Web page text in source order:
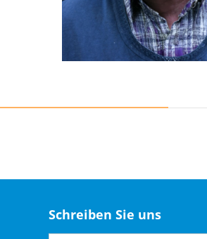
Schreiben Sie uns